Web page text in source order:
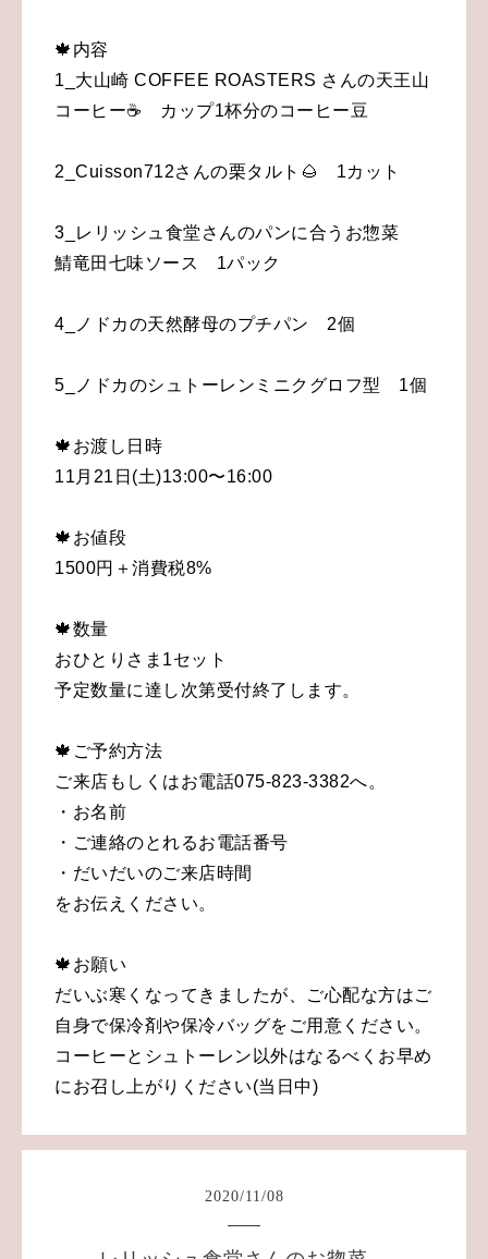
🍁内容
1_大山崎 COFFEE ROASTERS さんの天王山
コーヒー☕️ カップ1杯分のコーヒー豆
2_Cuisson712さんの栗タルト🌰 1カット
3_レリッシュ食堂さんのパンに合うお惣菜
鯖竜田七味ソース 1パック
4_ノドカの天然酵母のプチパン 2個
5_ノドカのシュトーレンミニクグロフ型 1個
🍁お渡し日時
11月21日(土)13:00〜16:00
🍁お値段
1500円＋消費税8%
🍁数量
おひとりさま1セット
予定数量に達し次第受付終了します。
🍁ご予約方法
ご来店もしくはお電話075-823-3382へ。
・お名前
・ご連絡のとれるお電話番号
・だいだいのご来店時間
をお伝えください。
🍁お願い
だいぶ寒くなってきましたが、ご心配な方はご
自身で保冷剤や保冷バッグをご用意ください。
コーヒーとシュトーレン以外はなるべくお早め
にお召し上がりください(当日中)
2020/11/08